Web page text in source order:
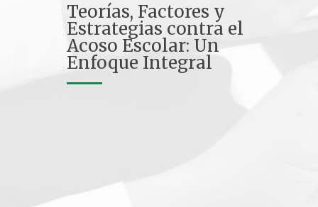
Teorías, Factores y
Estrategias contra el
Acoso Escolar: Un
Enfoque Integral